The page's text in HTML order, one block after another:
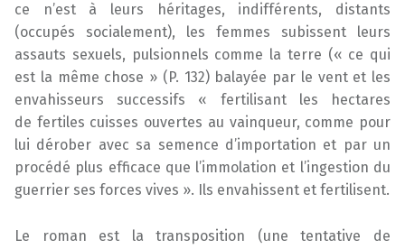
ce n’est à leurs héritages, indifférents, distants
(occupés socialement), les femmes subissent leurs
assauts sexuels, pulsionnels comme la terre (« ce qui
est la même chose » (P. 132) balayée par le vent et les
envahisseurs successifs « fertilisant les hectares
de fertiles cuisses ouvertes au vainqueur, comme pour
lui dérober avec sa semence d’importation et par un
procédé plus efficace que l’immolation et l’ingestion du
guerrier ses forces vives ». Ils envahissent et fertilisent.
Le roman est la transposition (une tentative de